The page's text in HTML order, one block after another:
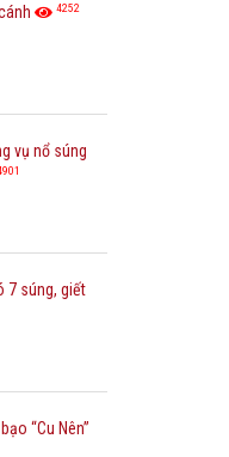
4252
vụ nổ súng
7 súng, giết
“Cu Nên”